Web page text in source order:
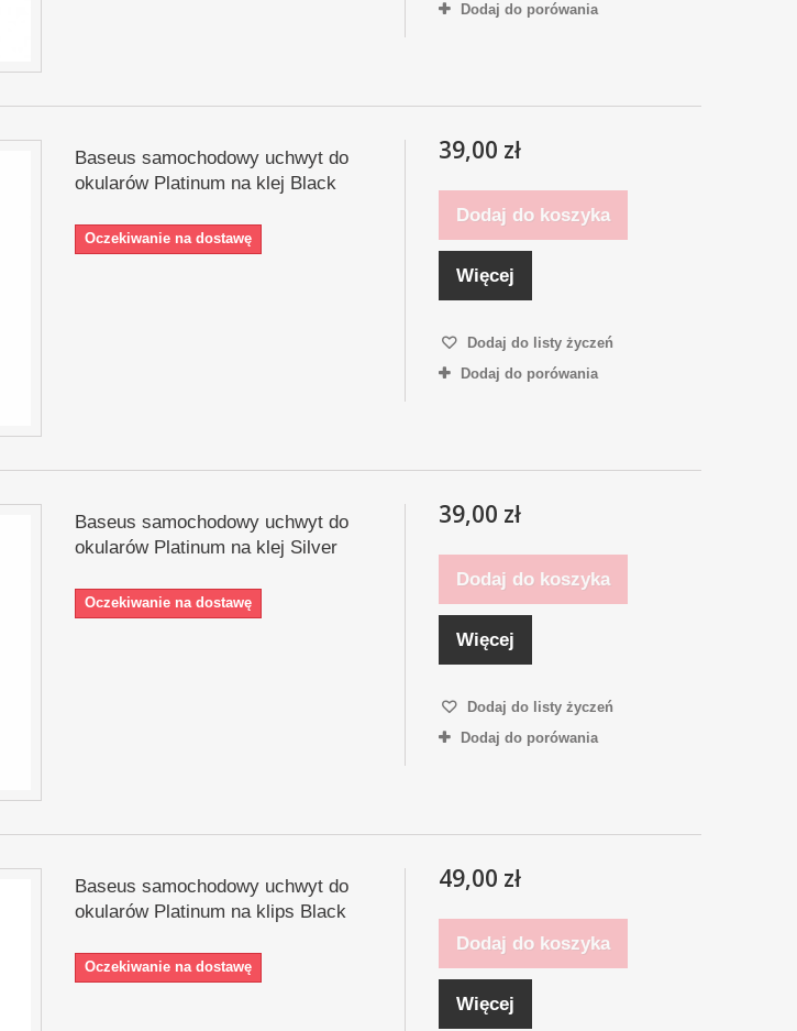
Dodaj do porówania
Baseus samochodowy uchwyt do
okularów Platinum na klej Black
Oczekiwanie na dostawę
39,00 zł
Dodaj do koszyka
Więcej
Dodaj do listy życzeń
Dodaj do porówania
Baseus samochodowy uchwyt do
okularów Platinum na klej Silver
Oczekiwanie na dostawę
39,00 zł
Dodaj do koszyka
Więcej
Dodaj do listy życzeń
Dodaj do porówania
Baseus samochodowy uchwyt do
okularów Platinum na klips Black
Oczekiwanie na dostawę
49,00 zł
Dodaj do koszyka
Więcej